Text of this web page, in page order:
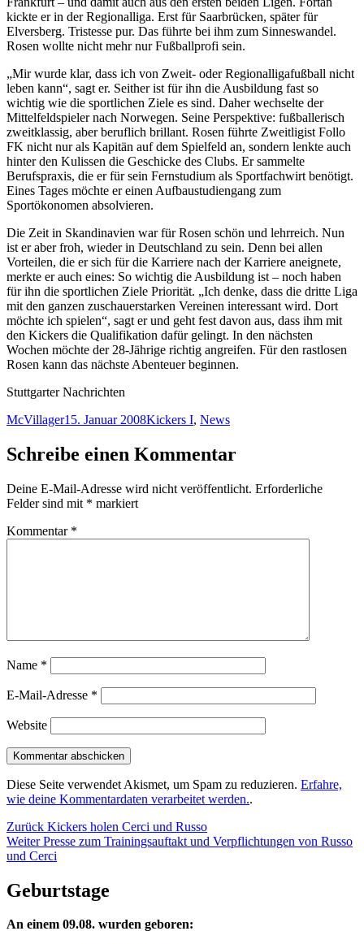
kickte er in der Regionalliga. Erst für Saarbrücken, später für
Elversberg. Tristesse pur. Das führte bei ihm zum Sinneswandel.
Rosen wollte nicht mehr nur Fußballprofi sein.
„Mir wurde klar, dass ich von Zweit- oder Regionalligafußball nicht
leben kann“, sagt er. Seither ist für ihn die Ausbildung fast so
wichtig wie die sportlichen Ziele es sind. Daher wechselte der
Mittelfeldspieler nach Norwegen. Seine Perspektive: fußballerisch
zweitklassig, aber beruflich brillant. Rosen führte Zweitligist Follo
FK nicht nur als Kapitän auf dem Spielfeld an, sondern lenkte auch
hinter den Kulissen die Geschicke des Clubs. Er sammelte
Berufspraxis, die er für sein Fernstudium als Sportfachwirt benötigt.
Eines Tages möchte er einen Aufbaustudiengang zum
Sportökonomen absolvieren.
Die Zeit in Skandinavien war für Rosen schön und lehrreich. Nun
ist er aber froh, wieder in Deutschland zu sein. Denn bei allen
Vorteilen, die er sich für die Karriere nach der Karriere aneignete,
merkte er auch eines: So wichtig die Ausbildung ist – noch haben
für ihn die sportlichen Ziele Priorität. „Ich denke, dass die dritte Liga
mit den ganzen zuschauerstarken Vereinen interessant wird. Dort
möchte ich spielen“, sagt er und geht fest davon aus, dass ihm mit
den Kickers die Qualifikation dafür gelingt. In den nächsten
Wochen möchte der 28-Jährige richtig angreifen. Für den rastlosen
Rosen kann das nächste Abenteuer beginnen.
Stuttgarter Nachrichten
Autor
McVillagerVeröffentlicht
15. Januar 2008Kategorien
Kickers I, News
Schreibe einen Kommentar
Deine E-Mail-Adresse wird nicht veröffentlicht. Erforderliche
Felder sind mit * markiert
Kommentar *
Name *
E-Mail-Adresse *
Website
Diese Seite verwendet Akismet, um Spam zu reduzieren. Erfahre,
wie deine Kommentardaten verarbeitet werden..
Beitragsnavigation
Zurück Vorheriger
Beitrag:
Kickers holen Cerci und Russo
Weiter Nächster
Beitrag:
Presse zum Trainingsauftakt und Verpflichtungen von Russo
und Cerci
Geburtstage
An einem 09.08. wurden geboren: